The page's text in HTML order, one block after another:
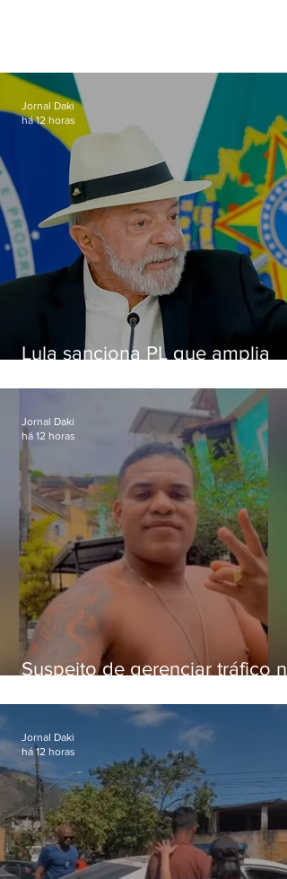
Lula sanciona PL que amplia
crianças
Jornal Daki
há 12 horas
Suspeito de gerenciar tráfico na
foragido
Jornal Daki
há 12 horas
Jornal Daki
há 12 horas